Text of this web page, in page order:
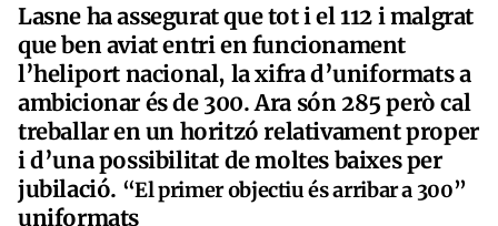
Lasne ha assegurat que tot i el 112 i malgrat
que ben aviat entri en funcionament
l’heliport nacional, la xifra d’uniformats a
ambicionar és de 300. Ara són 285 però cal
treballar en un horitzó relativament proper
i d’una possibilitat de moltes baixes per
jubilació. “El primer objectiu és arribar a 300”
uniformats